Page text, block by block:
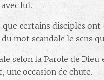
lui.
certains disciples ont
scandale le sens
selon la Parole de
une occasion de chute.